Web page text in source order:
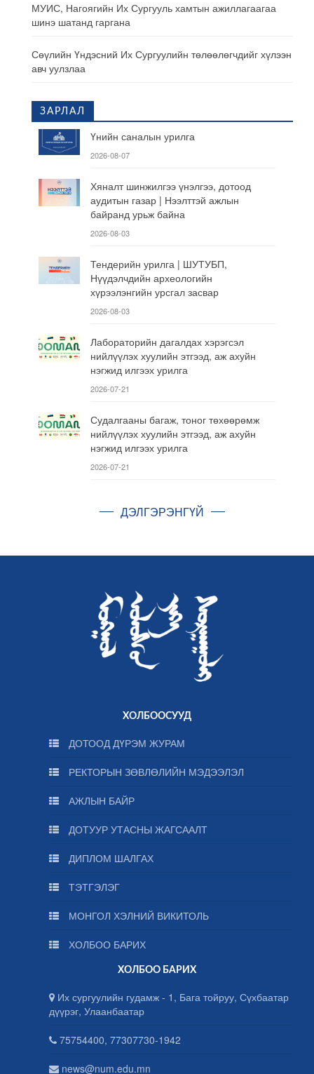
МУИС, Нагоягийн Их Сургууль хамтын ажиллагаагаа
шинэ шатанд гаргана
Сөүлийн Үндэсний Их Сургуулийн төлөөлөгчдийг хүлээн
авч уулзлаа
ЗАРЛАЛ
Үнийн саналын урилга
2026-08-07
Хяналт шинжилгээ үнэлгээ, дотоод
аудитын газар | Нээлттэй ажлын
байранд урьж байна
2026-08-03
Тендерийн урилга | ШУТУБП,
Нүүдэлчдийн археологийн
хүрээлэнгийн урсгал засвар
2026-08-03
Лабораторийн дагалдах хэрэгсэл
нийлүүлэх хуулийн этгээд, аж ахуйн
нэгжид илгээх урилга
2026-07-21
Судалгааны багаж, тоног төхөөрөмж
нийлүүлэх хуулийн этгээд, аж ахуйн
нэгжид илгээх урилга
2026-07-21
ДЭЛГЭРЭНГҮЙ
ХОЛБООСУУД
ДОТООД ДҮРЭМ ЖУРАМ
РЕКТОРЫН ЗӨВЛӨЛИЙН МЭДЭЭЛЭЛ
АЖЛЫН БАЙР
ДОТУУР УТАСНЫ ЖАГСААЛТ
ДИПЛОМ ШАЛГАХ
ТЭТГЭЛЭГ
МОНГОЛ ХЭЛНИЙ ВИКИТОЛЬ
ХОЛБОО БАРИХ
ХОЛБОО БАРИХ
Их сургуулийн гудамж - 1, Бага тойруу, Сүхбаатар
дүүрэг, Улаанбаатар
75754400, 77307730-1942
news@num.edu.mn